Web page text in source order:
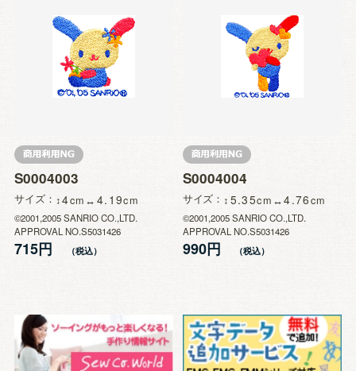
S0004003
サイズ 4 4.19
©2001,2005 SANRIO CO.,LTD.
APPROVAL NO.S5031426
715円
S0004004
サイズ 5.35 4.76
©2001,2005 SANRIO CO.,LTD.
APPROVAL NO.S5031426
990円